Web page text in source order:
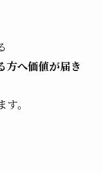
方へ価値が届き
。